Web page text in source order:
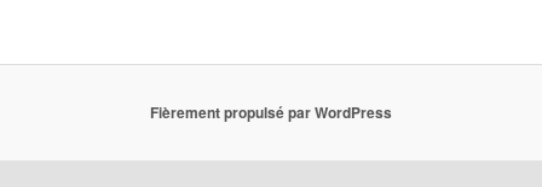
Fièrement propulsé par WordPress